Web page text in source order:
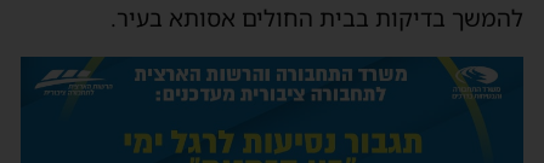
להמשך בדיקות בבית החולים אסותא בעיר.